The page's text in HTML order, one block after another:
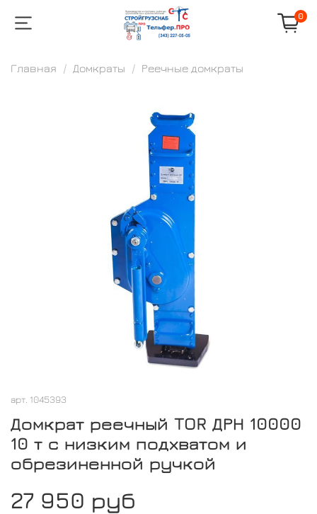
0
Главная Домкраты Реечные домкраты
арт. 1045393
Домкрат реечный TOR ДРН 10000
10 т с низким подхватом и
обрезиненной ручкой
27 950 руб